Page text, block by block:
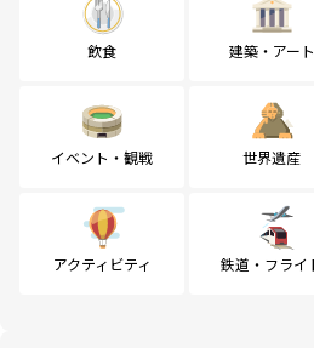
飲食 建築・アート
イベント・観戦 世界遺産
アクティビティ 鉄道・フライ